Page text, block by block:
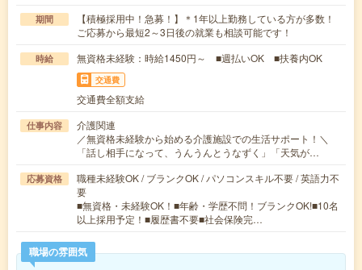
期間
【積極採用中！急募！】＊1年以上勤務している方が多数！
ご応募から最短2～3日後の就業も相談可能です！
時給 無資格未経験：時給1450円～ ■週払いOK ■扶養内OK
交通費
交通費全額支給
仕事内容
介護関連
／無資格未経験から始める介護施設での生活サポート！＼
「話し相手になって、うんうんとうなずく」「天気が…
応募資格
職種未経験OK / ブランクOK / パソコンスキル不要 / 英語力不
要
■無資格・未経験OK！■年齢・学歴不問！ブランクOK!■10名
以上採用予定！■履歴書不要■社会保険完…
職場の雰囲気